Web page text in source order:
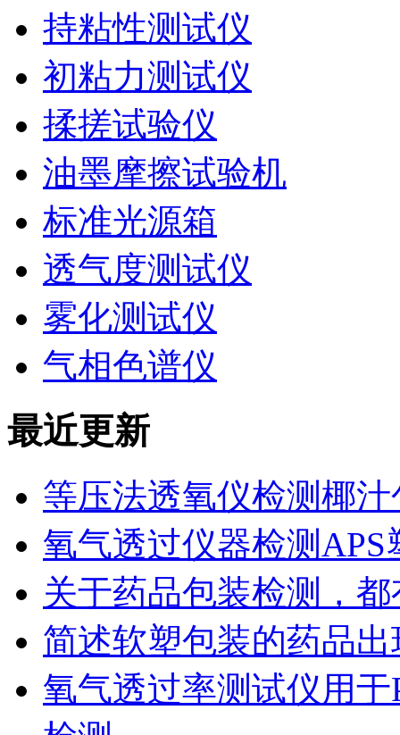
持粘性测试仪
初粘力测试仪
揉搓试验仪
油墨摩擦试验机
标准光源箱
透气度测试仪
雾化测试仪
气相色谱仪
最近更新
等压法透氧仪检测椰
氧气透过仪器检测
关于药品包装检测，
简述软塑包装的药品
氧气透过率测试仪用